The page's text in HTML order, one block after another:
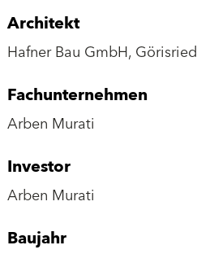
Architekt
Hafner Bau GmbH, Görisried
Fachunternehmen
Arben Murati
Investor
Arben Murati
Baujahr